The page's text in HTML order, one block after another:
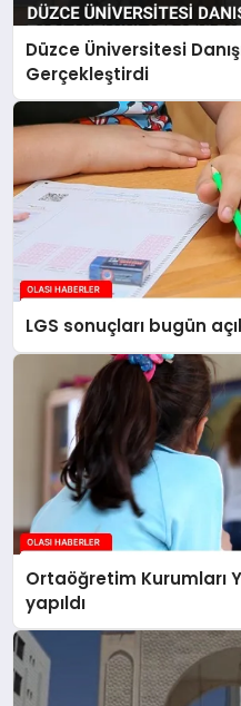
Düzce Üniversitesi
Gerçekleştirdi
LGS sonuçları bugün
Ortaöğretim Kurumları
yapıldı